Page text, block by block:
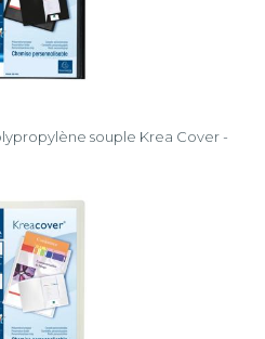
souple Krea Cover -